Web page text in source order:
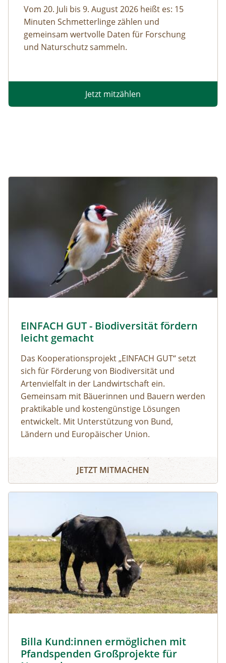
Vom 20. Juli bis 9. August 2026 heißt es: 15
Minuten Schmetterlinge zählen und
gemeinsam wertvolle Daten für Forschung
und Naturschutz sammeln.
Jetzt mitzählen
EINFACH GUT - Biodiversität fördern
leicht gemacht
Das Kooperationsprojekt „EINFACH GUT“ setzt
sich für Förderung von Biodiversität und
Artenvielfalt in der Landwirtschaft ein.
Gemeinsam mit Bäuerinnen und Bauern werden
praktikable und kostengünstige Lösungen
entwickelt. Mit Unterstützung von Bund,
Ländern und Europäischer Union.
JETZT MITMACHEN
Billa Kund:innen ermöglichen mit
Pfandspenden Großprojekte für